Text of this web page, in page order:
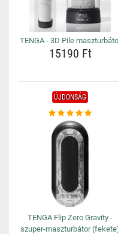
TENGA - 3D Pile
15190 Ft
ÚJDONSÁG
TENGA Flip Zero Gravity -
szuper-maszturbátor